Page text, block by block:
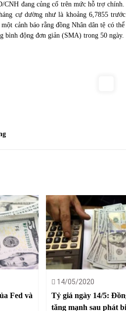
CNH đang củng cố trên mức hỗ trợ
cự dường như là khoảng 6,7855
cảnh báo rằng đồng Nhân dân tệ có
bình động đơn giản (SMA) trong 50
Fed và
14/05/2020
Tỷ giá ngày 14/5:
tăng mạnh sau phát